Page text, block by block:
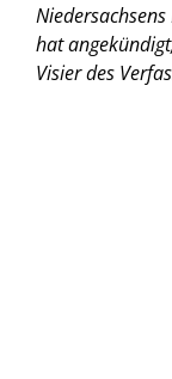
hat
Visier des